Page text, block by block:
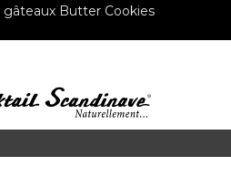
gâteaux Butter Cookies